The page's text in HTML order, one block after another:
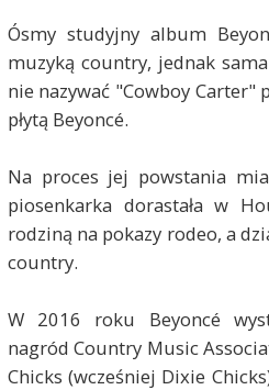
Ósmy studyjny album
muzyką country, jednak
nie nazywać "Cowboy Carter"
płytą Beyoncé.
Na proces jej powstania
piosenkarka dorastała w
rodziną na pokazy rodeo, a
country.
W 2016 roku Beyoncé
nagród Country Music
Chicks (wcześniej Dixie